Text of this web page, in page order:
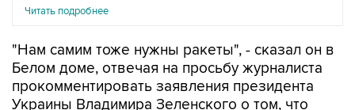
Читать подробнее
"Нам самим тоже нужны ракеты", - сказал он в
Белом доме, отвечая на просьбу журналиста
прокомментировать заявления президента
Украины Владимира Зеленского о том, что